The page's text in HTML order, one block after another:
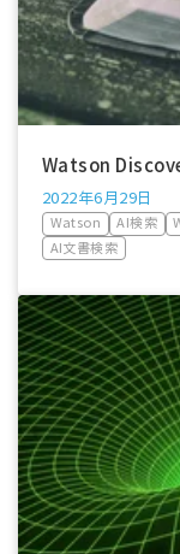
Watson
2022年6月29日
Watson AI検索
AI文書検索